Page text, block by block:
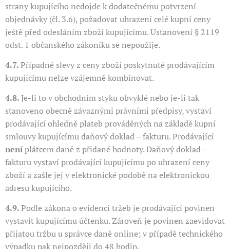
strany kupujícího nedojde k dodatečnému potvrzení
objednávky (čl. 3.6), požadovat uhrazení celé kupní ceny
ještě před odesláním zboží kupujícímu. Ustanovení § 2119
odst. 1 občanského zákoníku se nepoužije.
4.7.Případné slevy z ceny zboží poskytnuté prodávajícím
kupujícímu nelze vzájemně kombinovat.
4.8.Je-li to v obchodním styku obvyklé nebo je-li tak
stanoveno obecně závaznými právními předpisy, vystaví
prodávající ohledně plateb prováděných na základě kupní
smlouvy kupujícímu daňový doklad – fakturu. Prodávající
neníplátcem daně z přidané hodnoty. Daňový doklad –
fakturu vystaví prodávající kupujícímu po uhrazení ceny
zboží a zašle jej v elektronické podobě na elektronickou
adresu kupujícího.
4.9.Podle zákona o evidenci tržeb je prodávající povinen
vystavit kupujícímu účtenku. Zároveň je povinen zaevidovat
přijatou tržbu u správce daně online; v případě technického
výpadku pak nejpozději do 48 hodin.